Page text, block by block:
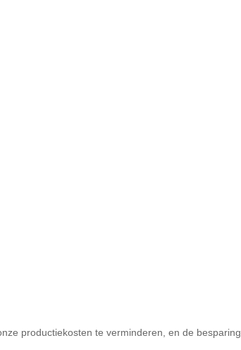
productiekosten te verminderen, en de